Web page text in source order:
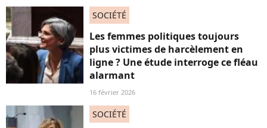
SOCIÉTÉ
Les femmes politiques toujours
plus victimes de harcèlement en
ligne ? Une étude interroge ce fléau
alarmant
16 février 2026
SOCIÉTÉ